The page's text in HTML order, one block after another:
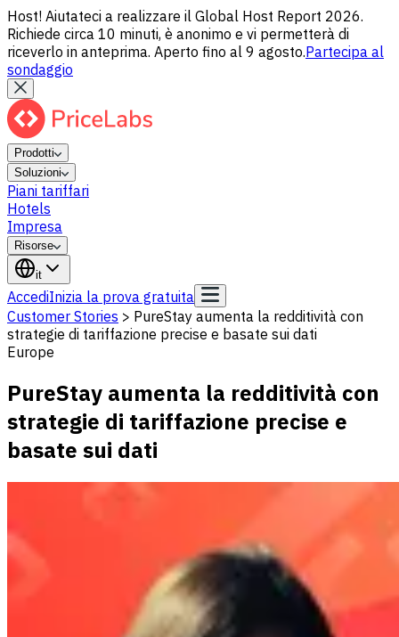
Host! Aiutateci a realizzare il Global Host Report 2026.
Richiede circa 10 minuti, è anonimo e vi permetterà di
riceverlo in anteprima. Aperto fino al 9 agosto.Partecipa al
sondaggio
Prodotti
Soluzioni
Piani tariffari
Hotels
Impresa
Risorse
it
AccediInizia la prova gratuita
Customer Stories > PureStay aumenta la redditività con
strategie di tariffazione precise e basate sui dati
Europe
PureStay aumenta la redditività con
strategie di tariffazione precise e
basate sui dati